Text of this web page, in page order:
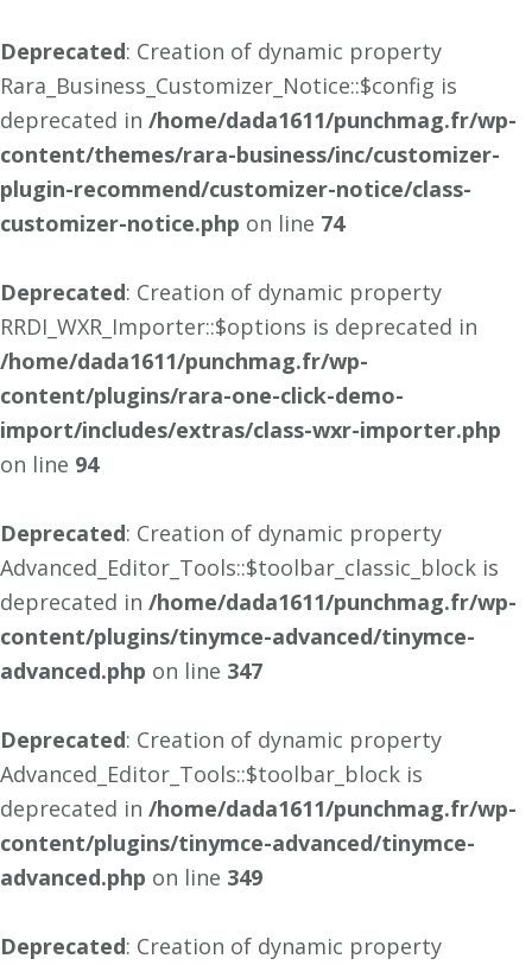
Deprecated: Creation of dynamic property
Rara_Business_Customizer_Notice::$config is
deprecated in /home/dada1611/punchmag.fr/wp-
content/themes/rara-business/inc/customizer-
plugin-recommend/customizer-notice/class-
customizer-notice.php on line 74
Deprecated: Creation of dynamic property
RRDI_WXR_Importer::$options is deprecated in
/home/dada1611/punchmag.fr/wp-
content/plugins/rara-one-click-demo-
import/includes/extras/class-wxr-importer.php
on line 94
Deprecated: Creation of dynamic property
Advanced_Editor_Tools::$toolbar_classic_block is
deprecated in /home/dada1611/punchmag.fr/wp-
content/plugins/tinymce-advanced/tinymce-
advanced.php on line 347
Deprecated: Creation of dynamic property
Advanced_Editor_Tools::$toolbar_block is
deprecated in /home/dada1611/punchmag.fr/wp-
content/plugins/tinymce-advanced/tinymce-
advanced.php on line 349
Deprecated: Creation of dynamic property